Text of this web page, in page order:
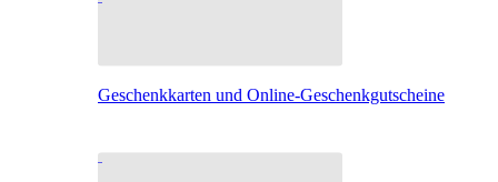
Geschenkkarten und Online-Geschenkgutscheine